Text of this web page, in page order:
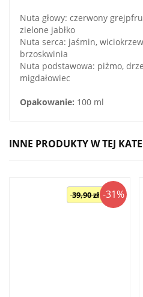
Nuta głowy: czerwony
zielone jabłko
Nuta serca: jaśmin,
brzoskwinia
Nuta podstawowa: piżmo,
migdałowiec
Opakowanie: 100 ml
INNE PRODUKTY W TEJ
-31%
39,90 zł